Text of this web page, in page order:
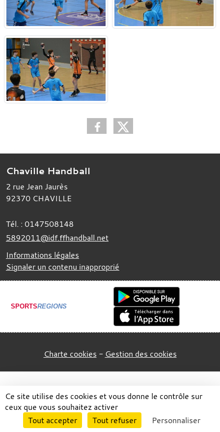
Chaville Handball
2 rue Jean Jaurès
92370 CHAVILLE
Tél. : 0147508148
5892011@idf.ffhandball.net
Informations légales
Signaler un contenu inapproprié
SPORTSREGIONS
Charte cookies Gestion des cookies
Envie de participer ? Connexion
Ce site utilise des cookies et vous donne le contrôle sur
ceux que vous souhaitez activer
Tout accepter
Tout refuser Personnaliser